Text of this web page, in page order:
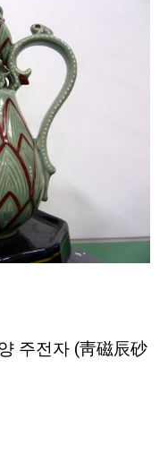
주전자 (靑磁辰砂